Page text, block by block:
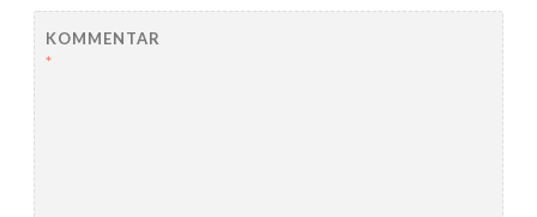
KOMMENTAR
*